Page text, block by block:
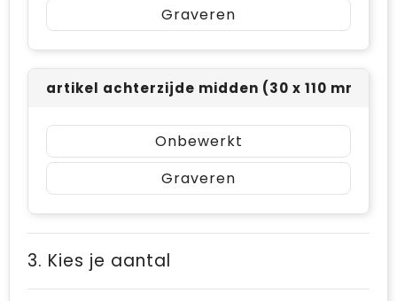
Graveren
artikel achterzijde midden (30 x 110 mm)
Onbewerkt
Graveren
3. Kies je aantal